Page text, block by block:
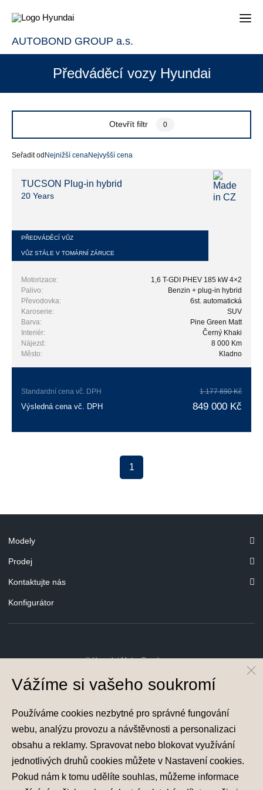
AUTOBOND GROUP a.s.
Předváděcí vozy Hyundai
Otevřít filtr 0
Seřadit od Nejnižší cenaNejvyšší cena
TUCSON Plug-in hybrid
20 Years
PŘEDVÁDĚCÍ VŮZ
VŮZ STÁLE V TOMÁRNÍ ZÁRUCE
Motorizace:
1,6 T-GDI PHEV 185 kW 4×2
Palivo:
Benzin + plug-in hybrid
Převodovka:
6st. automatická
Karoserie:
SUV
Barva:
Pine Green Matt
Interiér:
Černý Khaki
Nájezd:
8 000 Km
Město:
Kladno
Standardní cena vč. DPH 1 177 890 Kč
Výsledná cena vč. DPH 849 000 Kč
1
Modely
Prodej
Kontaktujte nás
Konfigurátor
© Hyundai Motor Czech s.r.o.
Praze, oddíl C, vložka 251310, IČ 04641736
Nastavení cookies
Vážíme si vašeho soukromí
Používáme cookies nezbytné pro správné fungování
webu, analýzu provozu a návštěvnosti a personalizaci
obsahu a reklamy. Spravovat nebo blokovat využívání
jednotlivých druhů cookies můžete v Nastavení cookies.
Pokud nám k tomu udělíte souhlas, můžeme informace